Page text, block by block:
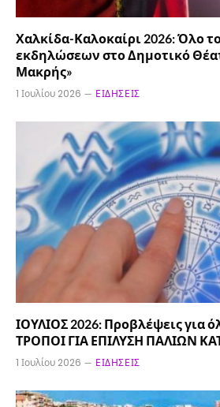
Χαλκίδα-Καλοκαίρι 2026: Όλο
εκδηλώσεων στο Δημοτικό
Μακρής»
1 Ιουλίου 2026 ΕΙΔΉΣΕΙΣ
ΙΟΥΛΙΟΣ 2026: Προβλέψεις για
ΤΡΟΠΟΙ ΓΙΑ ΕΠΙΛΥΣΗ ΠΑΛΙΩΝ
1 Ιουλίου 2026 ΕΙΔΉΣΕΙΣ